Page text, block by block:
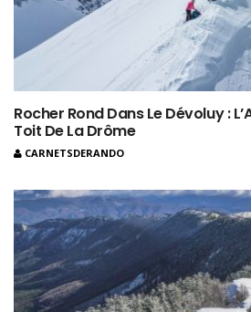
Rocher Rond Dans Le Dévoluy :
Toit De La Drôme
CARNETSDERANDO